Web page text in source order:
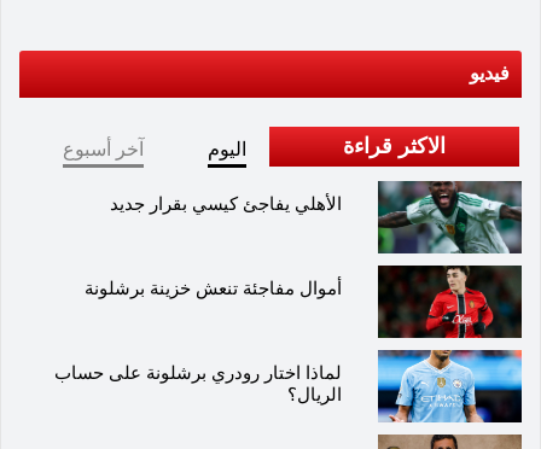
فيديو
الاكثر قراءة اليوم آخر أسبوع
الأهلي يفاجئ كيسي بقرار جديد
أموال مفاجئة تنعش خزينة برشلونة
لماذا اختار رودري برشلونة على حساب
الريال؟